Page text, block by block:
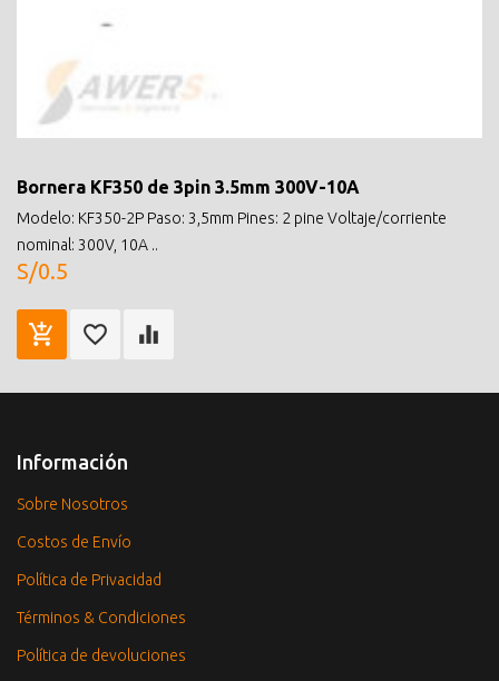
Bornera KF350 de 3pin 3.5mm 300V-10A
Modelo: KF350-2P Paso: 3,5mm Pines: 2 pine Voltaje/corriente
nominal: 300V, 10A ..
S/0.5
Información
Sobre Nosotros
Costos de Envío
Política de Privacidad
Términos & Condiciones
Política de devoluciones